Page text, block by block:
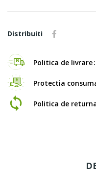
Distribuiti
Politica de livrare
Protectia
Politica de